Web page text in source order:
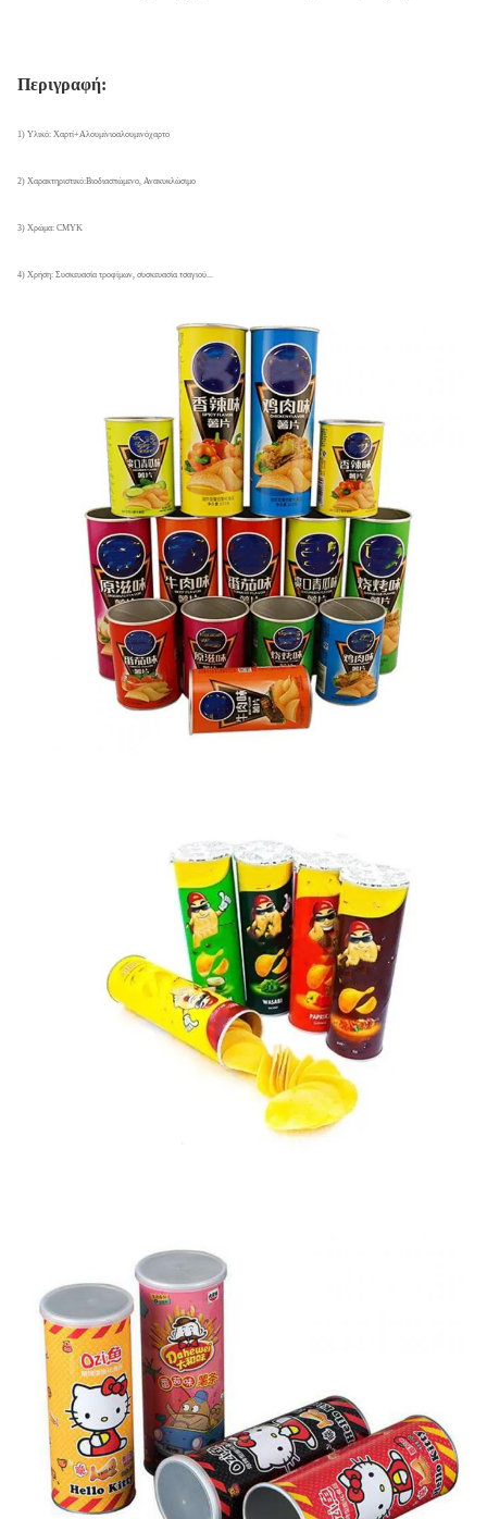
Περιγραφή:
1) Υλικό: Χαρτί+Αλουμίνιοαλουμινόχαρτο
2) Χαρακτηριστικό:Βιοδιασπώμενο, Ανακυκλώσιμο
3) Χρώμα: CMYK
4) Χρήση: Συσκευασία τροφίμων, συσκευασία τσαγιού...